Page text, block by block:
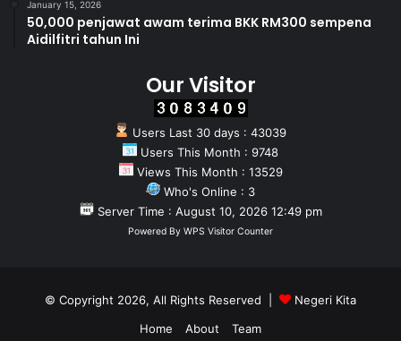
January 15, 2026
50,000 penjawat awam terima BKK RM300 sempena
Aidilfitri tahun Ini
Our Visitor
Users Last 30 days : 43039
Users This Month : 9748
Views This Month : 13529
Who's Online : 3
Server Time : August 10, 2026 12:49 pm
Powered By WPS Visitor Counter
© Copyright 2026, All Rights Reserved |
Negeri Kita
Home
About Team